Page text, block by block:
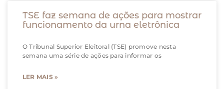
TSE faz semana de ações para mostrar
funcionamento da urna eletrônica
O Tribunal Superior Eleitoral (TSE) promove nesta
semana uma série de ações para informar os
LER MAIS »